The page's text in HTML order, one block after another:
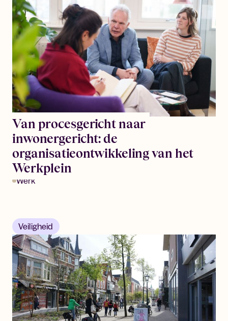
Van procesgericht naar
inwonergericht: de
organisatieontwikkeling van het
Werkplein
Werk
Veiligheid